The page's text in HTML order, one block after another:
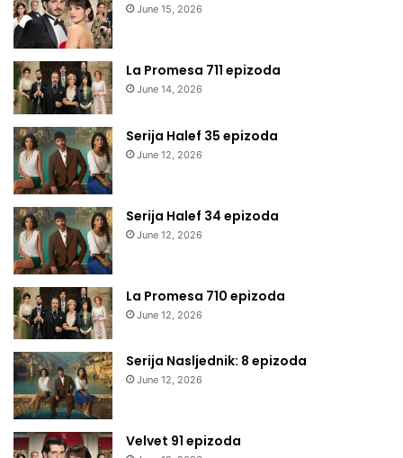
June 15, 2026
La Promesa 711 epizoda
June 14, 2026
Serija Halef 35 epizoda
June 12, 2026
Serija Halef 34 epizoda
June 12, 2026
La Promesa 710 epizoda
June 12, 2026
Serija Nasljednik: 8 epizoda
June 12, 2026
Velvet 91 epizoda